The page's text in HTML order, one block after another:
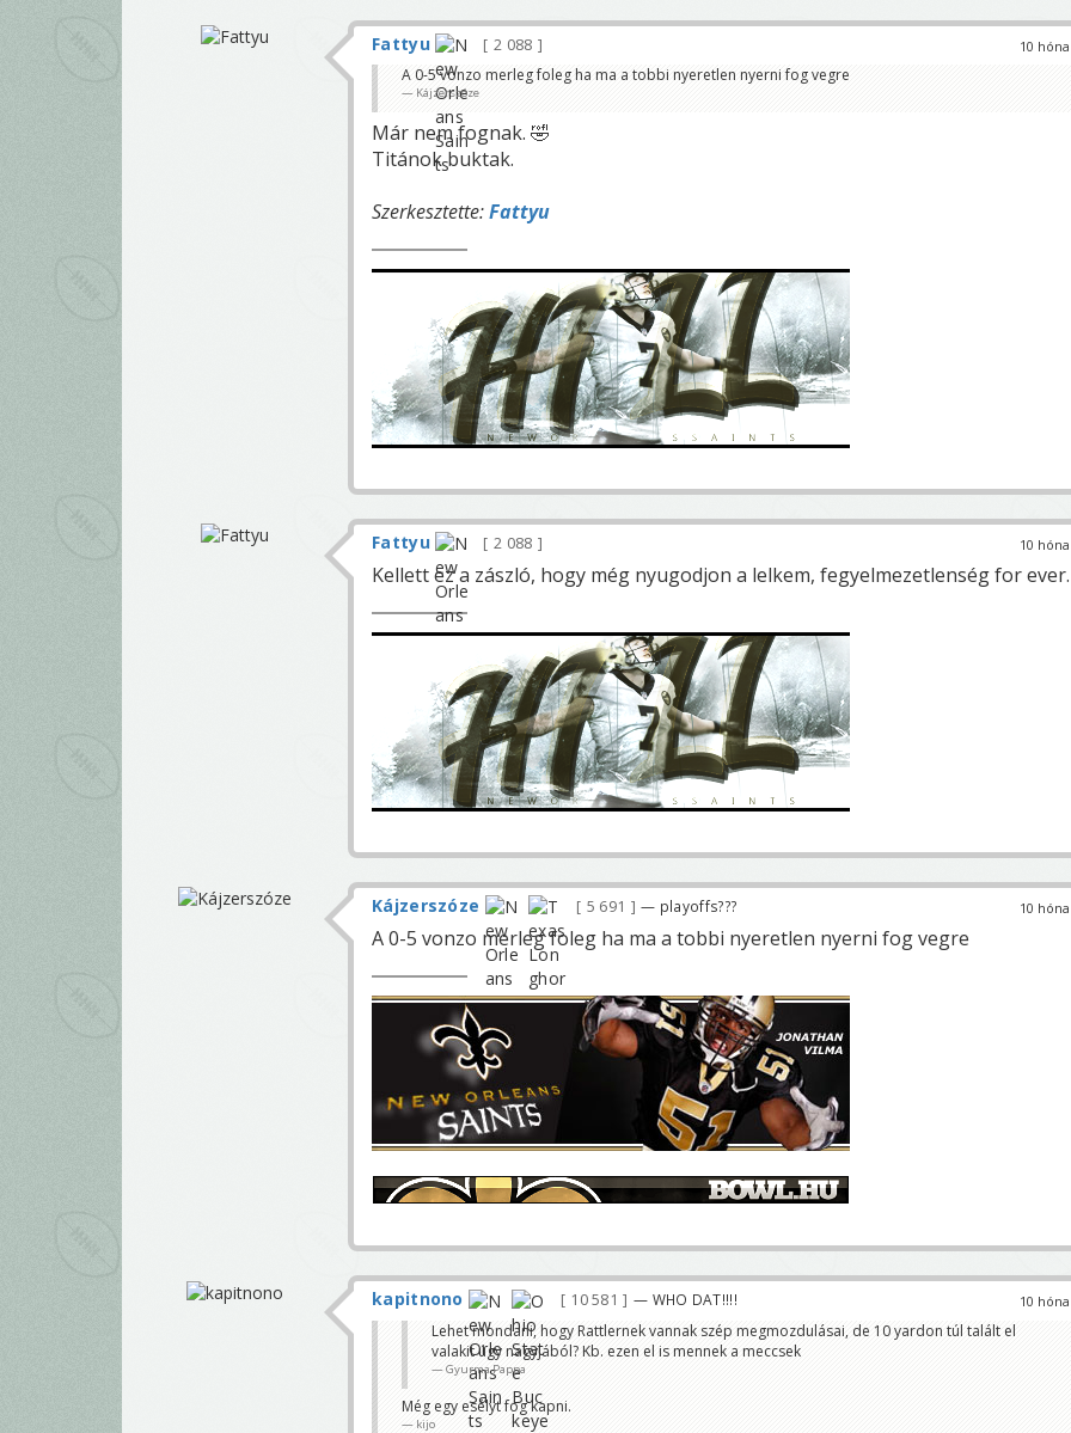
10
Fattyu
2 088
A 0-5 vonzo merleg foleg ha ma a tobbi nyeretlen nyerni fog vegre
Kájzerszóze
Már nem fognak. 🤣
Titánok buktak.
Szerkesztette:Fattyu
10
Fattyu 2 088
Kellett ez a zászló, hogy még nyugodjon a lelkem, fegyelmezetlenség for ever.
10
Kájzerszóze 5 691 — playoffs???
A 0-5 vonzo merleg foleg ha ma a tobbi nyeretlen nyerni fog vegre
10
kapitnono 10 581 — WHO DAT!!!!
Lehet mondani, hogy Rattlernek vannak szép megmozdulásai, de 10 yardon túl talált el
valakit úgy nagyjából? Kb. ezen el is mennek a meccsek
Gyurma Pappa
Még egy esélyt fog kapni.
kijo